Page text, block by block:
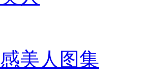
美人图集